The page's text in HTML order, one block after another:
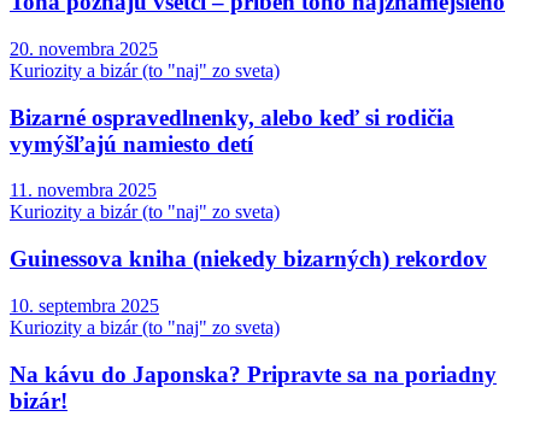
20. novembra 2025
Kuriozity a bizár (to "naj" zo sveta)
Bizarné ospravedlnenky, alebo keď si rodičia
vymýšľajú namiesto detí
11. novembra 2025
Kuriozity a bizár (to "naj" zo sveta)
Guinessova kniha (niekedy bizarných) rekordov
10. septembra 2025
Kuriozity a bizár (to "naj" zo sveta)
Na kávu do Japonska? Pripravte sa na poriadny
bizár!